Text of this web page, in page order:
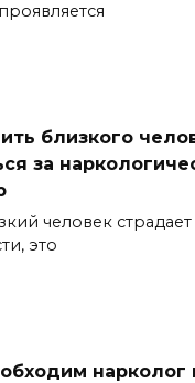
близкого
за
человек страдает
это
нарколог